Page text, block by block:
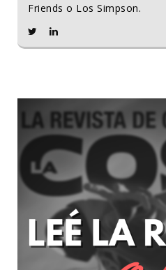
Friends o Los Simpson.